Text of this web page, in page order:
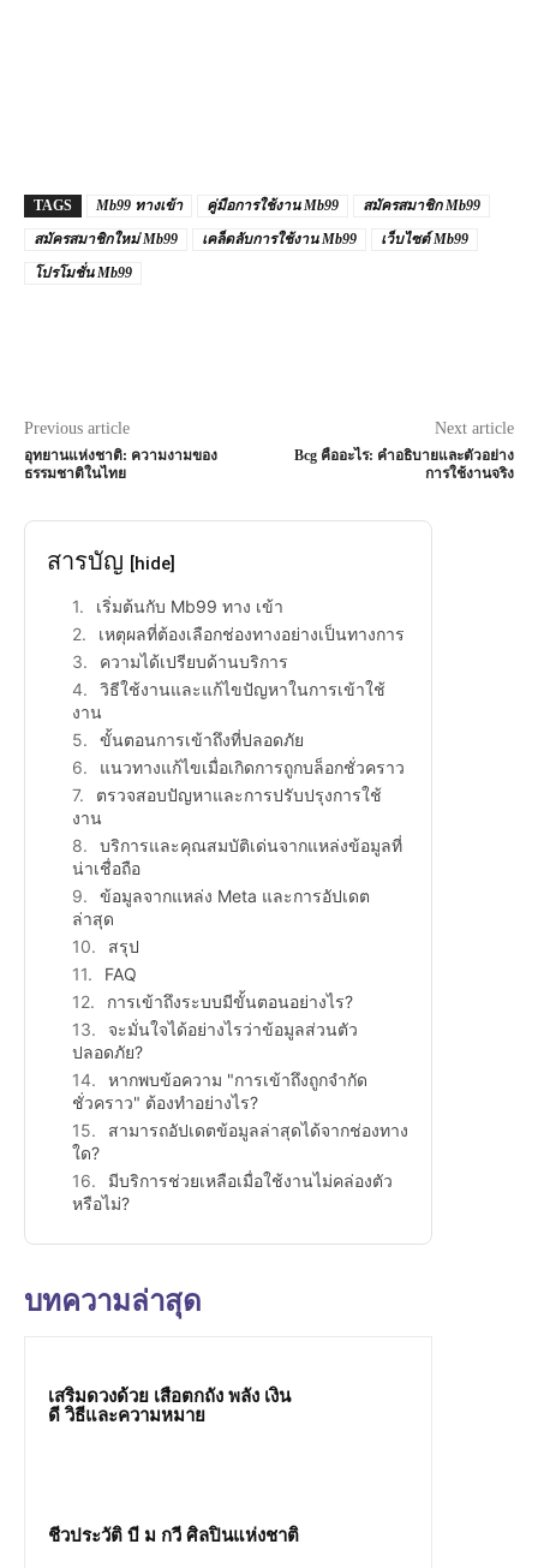
TAGS Mb99 ทางเข้า คู่มือการใช้งาน Mb99
สมัครสมาชิก Mb99
สมัครสมาชิกใหม่ Mb99
เคล็ดลับการใช้งาน Mb99
เว็บไซต์ Mb99
โปรโมชั่น Mb99
Previous article
อุทยานแห่งชาติ: ความงามของ
ธรรมชาติในไทย
Next article
Bcg คืออะไร: คำอธิบายและตัวอย่าง
การใช้งานจริง
สารบัญ [hide]
เริ่มต้นกับ Mb99 ทาง เข้า
เหตุผลที่ต้องเลือกช่องทางอย่างเป็นทางการ
ความได้เปรียบด้านบริการ
วิธีใช้งานและแก้ไขปัญหาในการเข้าใช้
งาน
ขั้นตอนการเข้าถึงที่ปลอดภัย
แนวทางแก้ไขเมื่อเกิดการถูกบล็อกชั่วคราว
ตรวจสอบปัญหาและการปรับปรุงการใช้
งาน
บริการและคุณสมบัติเด่นจากแหล่งข้อมูลที่
น่าเชื่อถือ
ข้อมูลจากแหล่ง Meta และการอัปเดต
ล่าสุด
สรุป
FAQ
การเข้าถึงระบบมีขั้นตอนอย่างไร?
จะมั่นใจได้อย่างไรว่าข้อมูลส่วนตัว
ปลอดภัย?
หากพบข้อความ "การเข้าถึงถูกจำกัด
ชั่วคราว" ต้องทำอย่างไร?
สามารถอัปเดตข้อมูลล่าสุดได้จากช่องทาง
ใด?
มีบริการช่วยเหลือเมื่อใช้งานไม่คล่องตัว
หรือไม่?
บทความล่าสุด
เสริมดวงด้วย เสือตกถัง พลัง เงิน
ดี วิธีและความหมาย
ชีวประวัติ บี ม กวี ศิลปินแห่งชาติ